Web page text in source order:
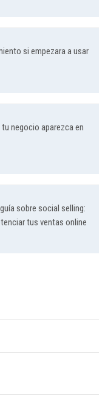
si empezara a usar
negocio aparezca en
sobre social selling:
tus ventas online